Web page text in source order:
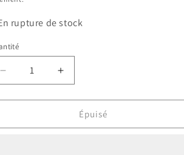
rupture de stock
Réduire
la
quantité
Veilleuse
Augmenter
la
quantité
Veilleuse
Épuisé